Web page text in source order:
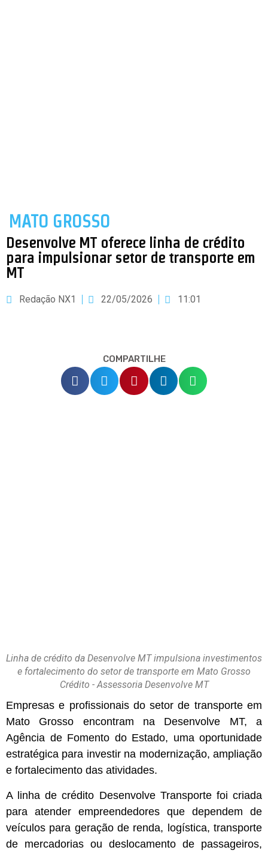
MATO GROSSO
Desenvolve MT oferece linha de crédito
para impulsionar setor de transporte em
MT
Redação NX1 22/05/2026 11:01
COMPARTILHE
Linha de crédito da Desenvolve MT impulsiona investimentos
e fortalecimento do setor de transporte em Mato Grosso
Crédito - Assessoria Desenvolve MT
Empresas e profissionais do setor de transporte em
Mato Grosso encontram na Desenvolve MT, a
Agência de Fomento do Estado, uma oportunidade
estratégica para investir na modernização, ampliação
e fortalecimento das atividades.
A linha de crédito Desenvolve Transporte foi criada
para atender empreendedores que dependem de
veículos para geração de renda, logística, transporte
de mercadorias ou deslocamento de passageiros,